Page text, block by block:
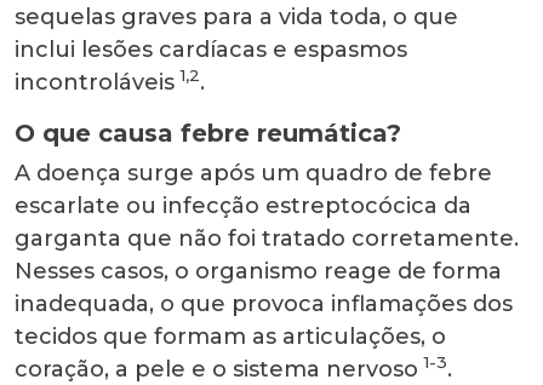
sequelas graves para a vida toda, o que
inclui lesões cardíacas e espasmos
incontroláveis 1,2.
O que causa febre reumática?
A doença surge após um quadro de febre
escarlate ou infecção estreptocócica da
garganta que não foi tratado corretamente.
Nesses casos, o organismo reage de forma
inadequada, o que provoca inflamações dos
tecidos que formam as articulações, o
coração, a pele e o sistema nervoso 1-3.